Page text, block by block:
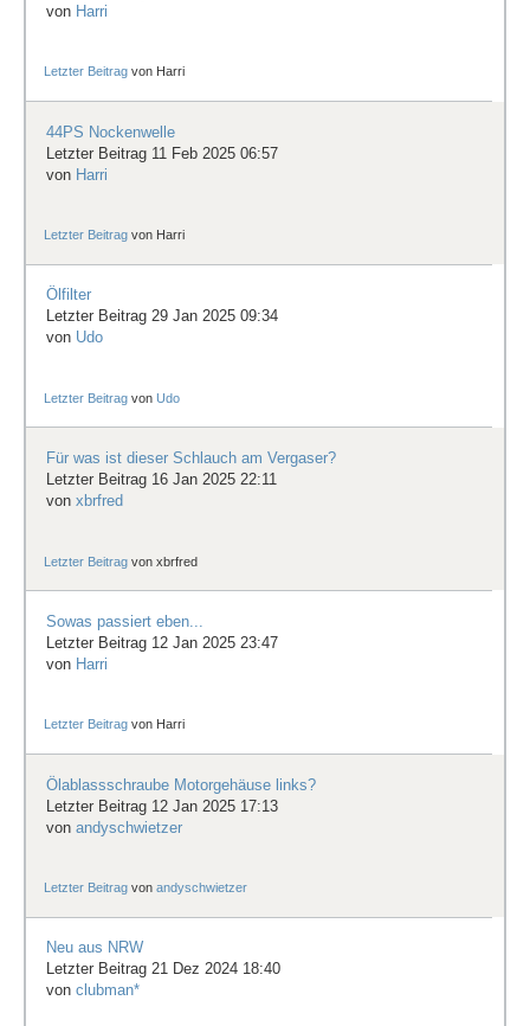
von Harri
Letzter Beitrag von Harri
44PS Nockenwelle
Letzter Beitrag 11 Feb 2025 06:57
von Harri
Letzter Beitrag von Harri
Ölfilter
Letzter Beitrag 29 Jan 2025 09:34
von Udo
Letzter Beitrag vonUdo
Für was ist dieser Schlauch am Vergaser?
Letzter Beitrag 16 Jan 2025 22:11
von xbrfred
Letzter Beitrag vonxbrfred
Sowas passiert eben...
Letzter Beitrag 12 Jan 2025 23:47
von Harri
Letzter Beitrag von Harri
Ölablassschraube Motorgehäuse links?
Letzter Beitrag 12 Jan 2025 17:13
von andyschwietzer
Letzter Beitrag vonandyschwietzer
Neu aus NRW
Letzter Beitrag 21 Dez 2024 18:40
von clubman*